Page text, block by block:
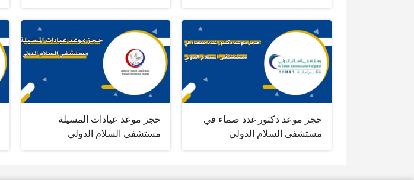
حجز موعد دكتور غدد صماء في
مستشفى السلام الدولي
حجز موعد عيادات المسيلة
مستشفى السلام الدولي